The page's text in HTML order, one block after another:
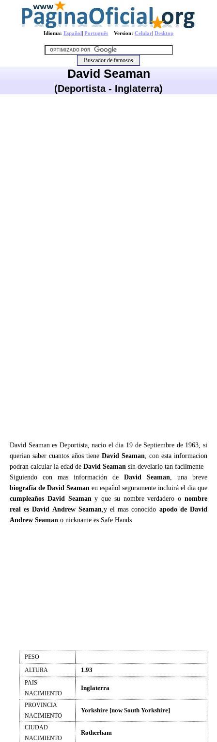
Idioma: Español| Português Version: Celular| Desktop
David Seaman
(Deportista - Inglaterra)
David Seaman es Deportista, nacio el dia 19 de Septiembre de 1963, si
querian saber cuantos años tiene David Seaman, con esta informacion
podran calcular la edad de David Seaman sin develarlo tan facilmente
Siguiendo con mas información de David Seaman, una breve
biografia de David Seaman en español seguramente incluirá el dia que
cumpleaños David Seamany que su nombre verdadero onombre
real es David Andrew Seaman,y el mas conocido apodo de David
Andrew Seaman o nickname es Safe Hands
PESO
ALTURA
1.93
PAIS
NACIMIENTO
Inglaterra
PROVINCIA
NACIMIENTO
Yorkshire [now South Yorkshire]
CIUDAD
NACIMIENTO
Rotherham